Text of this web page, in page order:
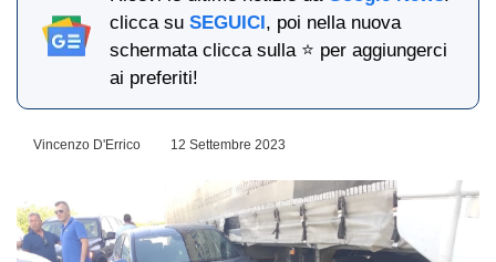
clicca suSEGUICI, poi nella nuova
schermata clicca sulla ⭐ per aggiungerci
ai preferiti!
Vincenzo D'Errico 12 Settembre 2023